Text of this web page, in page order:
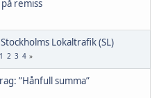
remiss
Lokaltrafik (SL)
1 2 3 4
”Hånfull summa”